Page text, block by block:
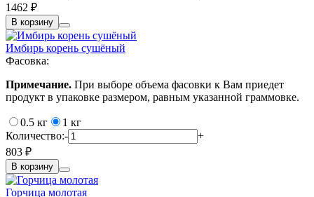
1462 ₽
В корзину
Имбирь корень сушёный
Фасовка:
Примечание. При выборе объема фасовки к Вам приедет
продукт в упаковке размером, равным указанной граммовке.
0.5 кг
1 кг
Количество:-
+
803 ₽
В корзину
Горчица молотая